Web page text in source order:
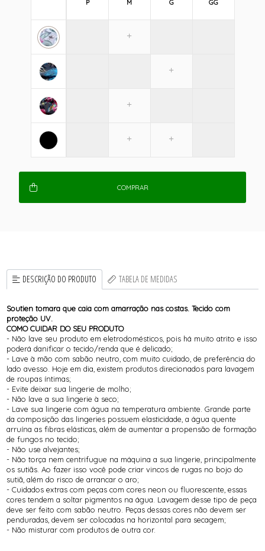
P M G GG
COMPRAR
DESCRIÇÃO DO PRODUTO TABELA DE MEDIDAS
Soutien tomara que caia com amarração nas costas. Tecido com
proteção UV.
COMO CUIDAR DO SEU PRODUTO
- Não lave seu produto em eletrodomésticos, pois há muito atrito e isso
poderá danificar o tecido/renda que é delicado;
- Lave à mão com sabão neutro, com muito cuidado, de preferência do
lado avesso. Hoje em dia, existem produtos direcionados para lavagem
de roupas íntimas;
- Evite deixar sua lingerie de molho;
- Não lave a sua lingerie à seco;
- Lave sua lingerie com água na temperatura ambiente. Grande parte
da composição das lingeries possuem elasticidade, a água quente
arruína as fibras elásticas, além de aumentar a propensão de formação
de fungos no tecido;
- Não use alvejantes;
- Não torça nem centrifugue na máquina a sua lingerie, principalmente
os sutiãs. Ao fazer isso você pode criar vincos de rugas no bojo do
sutiã, além do risco de arrancar o aro;
- Cuidados extras com peças com cores neon ou fluorescente, essas
cores tendem a soltar pigmentos na água. Lavagem desse tipo de peça
deve ser feito com sabão neutro. Peças dessas cores não devem ser
penduradas, devem ser colocadas na horizontal para secagem;
- Não misturar com produtos de outra cor.